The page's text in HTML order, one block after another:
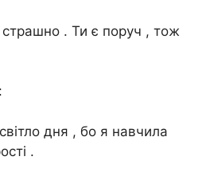
. Ти є поруч , тож
дня , бо я навчила
.